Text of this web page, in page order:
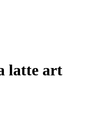
latte art